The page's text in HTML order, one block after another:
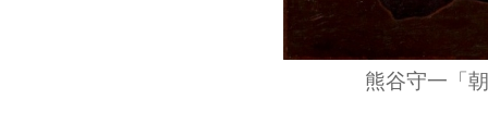
熊谷守一「